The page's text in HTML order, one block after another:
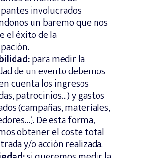
involucrados
un baremo que nos
el éxito de la
para medir la
de un evento debemos
cuenta los ingresos
patrocinios…) y gastos
(campañas, materiales,
De esta forma,
obtener el coste total
y/o acción realizada.